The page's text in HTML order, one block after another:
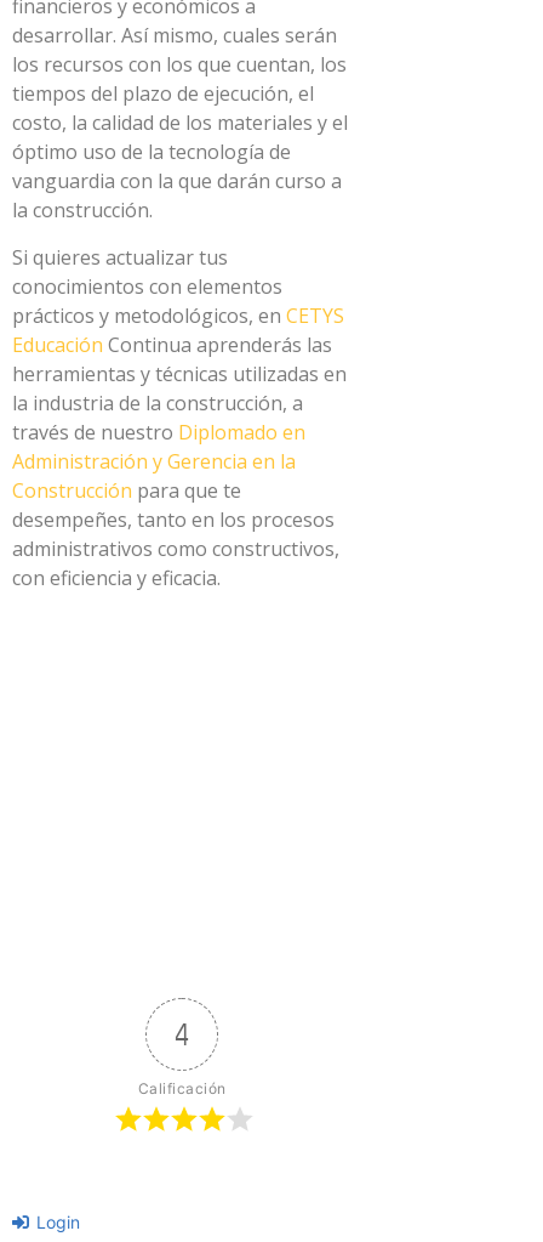
financieros y económicos a
desarrollar. Así mismo, cuales serán
los recursos con los que cuentan, los
tiempos del plazo de ejecución, el
costo, la calidad de los materiales y el
óptimo uso de la tecnología de
vanguardia con la que darán curso a
la construcción.
Si quieres actualizar tus
conocimientos con elementos
prácticos y metodológicos, en CETYS
Educación Continua aprenderás las
herramientas y técnicas utilizadas en
la industria de la construcción, a
través de nuestro Diplomado en
Administración y Gerencia en la
Construcción para que te
desempeñes, tanto en los procesos
administrativos como constructivos,
con eficiencia y eficacia.
4
Calificación
Login